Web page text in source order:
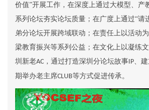
价值”开展工作，在深度上通过大模型、产
系列论坛夯实论坛质量；在广度上通过“请
弟分论坛开展跨域联动；在责任上以活动
梁教育振兴等系列公益；在文化上以凝练
圳新老AC ，通过打造深圳分论坛故事IP、
期举办老主席CLUB等方式促进传承。